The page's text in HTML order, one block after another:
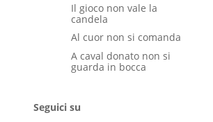
Il gioco non vale la
candela
Al cuor non si comanda
A caval donato non si
guarda in bocca
Seguici su